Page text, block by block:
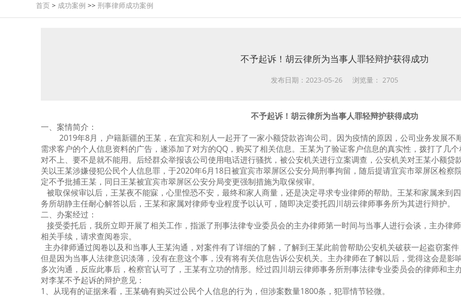
首页 > 成功案例 >> 刑事律师成功案例
不予起诉！胡云律所为当事人罪轻辩护获得成功
发布日期：2023-05-26 浏览量： 2705
不予起诉！胡云律所为当事人罪轻辩护获得成功
一、案情简介：
2019年8月，户籍新疆的王某，在宜宾和别人一起开了一家小额贷款咨询公司。因为疫情的原因，公司业务发展
需求客户的个人信息资料的广告，遂添加了对方的QQ，购买了相关信息。王某为了验证客户信息的真实性，拨打了几
对不上、要不是就不能用。后经群众举报该公司使用电话进行骚扰，被公安机关进行立案调查，公安机关对王某小额贷
关以王某涉嫌侵犯公民个人信息罪，于2020年6月18日被宜宾市翠屏区公安分局刑事拘留，随后提请宜宾市翠屏区检察
定不予批捕王某，同日王某被宜宾市翠屏区公安分局变更强制措施为取保候审。
被取保候审以后，王某夜不能寐，心里惶恐不安，最终和家人商量，还是决定寻求专业律师的帮助。王某和家属来到
务所胡静主任耐心解答以后，王某和家属对律师专业程度予以认可，随即决定委托四川胡云律师事务所为其进行辩护。
二、办案经过：
接受委托后，我所立即开展了相关工作，指派了刑事法律专业委员会的主办律师第一时间与当事人进行会谈，主办律
相关手续，请求查阅卷宗。
主办律师通过阅卷以及和当事人王某沟通，对案件有了详细的了解，了解到王某此前曾帮助公安机关破获一起盗窃案
但是因为当事人法律意识淡薄，没有在意这个事，没有将有关信息告诉公安机关。主办律师在了解以后，觉得这会是影
多次沟通，反应此事后，检察官认可了，王某有立功的情形。经过四川胡云律师事务所刑事法律专业委员会的律师和主
对李某不予起诉的辩护意见：
1、 从现有的证据来看，王某确有购买过公民个人信息的行为，但涉案数量1800条，犯罪情节轻微。